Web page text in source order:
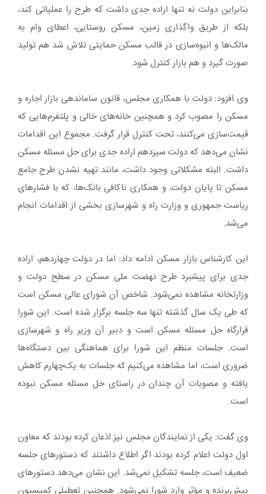
بنابراین دولت نه تنها اراده جدی داشت که طرح را عملیاتی کند،
بلکه از طریق واگذاری زمین، مسکن روستایی، اعطای وام به
مالک‌ها و انبوه‌سازی در قالب مسکن حمایتی تلاش شد هم تولید
صورت گیرد و هم بازار کنترل شود.
وی افزود: دولت با همکاری مجلس، قانون ساماندهی بازار اجاره و
مسکن را مصوب کرد و همچنین خانه‌های خالی و پلتفرم‌هایی که
قیمت‌سازی می‌کنند، تحت کنترل قرار گرفت. مجموع این اقدامات
نشان می‌دهد که دولت سیزدهم اراده جدی برای حل مسئله مسکن
داشت. البته مشکلاتی وجود داشت، مانند تهیه نشدن طرح جامع
مسکن تا پایان دولت، و همکاری ناکافی بانک‌ها، که با فشارهای
ریاست جمهوری و وزارت راه و شهرسازی بخشی از اقدامات انجام
می‌شد.
این کارشناس بازار مسکن ادامه داد: اما در دولت چهاردهم، اراده
جدی برای پیشبرد طرح نهضت ملی مسکن در سطح دولت و
وزارتخانه مشاهده نمی‌شود. شاخص آن شورای عالی مسکن است
که طی یک سال گذشته تنها سه جلسه برگزار شده است. این شورا
قرارگاه حل مسئله مسکن است و دبیر آن وزیر راه و شهرسازی
است. جلسات منظم این شورا برای هماهنگی بین دستگاه‌ها
ضروری است، اما مشاهده می‌کنیم که جلسات به یک‌چهارم کاهش
یافته و مصوبات آن چندان در راستای حل مسئله مسکن نبوده
است.
وی گفت: یکی از نمایندگان مجلس نیز اذعان کرده بودند که معاون
اول دولت اعلام کرده بودند اگر اطلاع داشتند که دستورهای جلسه
ضعیف است، جلسه تشکیل نمی‌شد. این نشان می‌دهد دستورهای
پیش‌برنده و مؤثر وارد شورا نمی‌شود. همچنین تعطیلی کمیسیون